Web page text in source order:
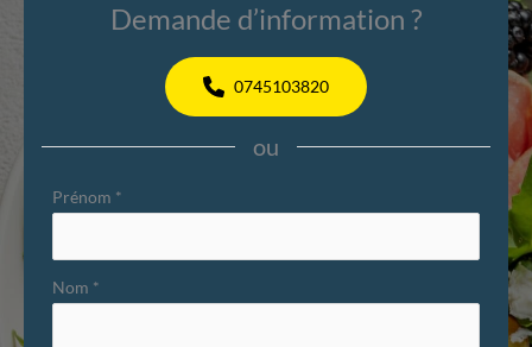
Demande d’information ?
0745103820
ou
Formulaire
avec
téléphone
Prénom *
Nom *